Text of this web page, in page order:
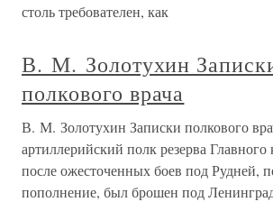
столь требователен, как
В. М. Золотухин
полкового врача
В. М. Золотухин Записки полкового
артиллерийский полк резерва
после ожесточенных боев под Рудней,
пополнение, был брошен под